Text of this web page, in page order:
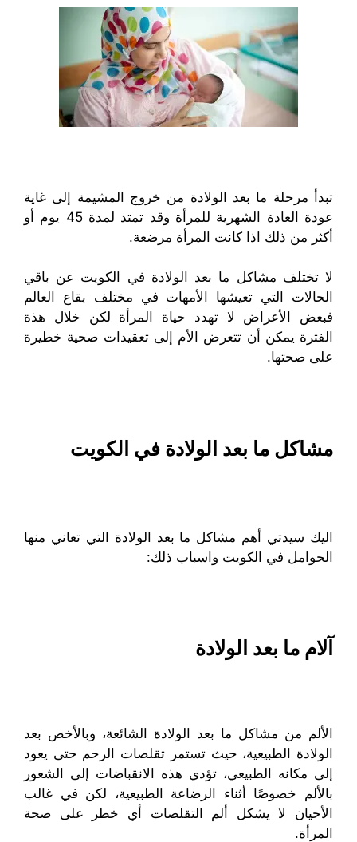
تبدأ مرحلة ما بعد الولادة من خروج المشيمة إلى غاية
عودة العادة الشهرية للمرأة وقد تمتد لمدة 45 يوم أو
أكثر من ذلك اذا كانت المرأة مرضعة.
لا تختلف مشاكل ما بعد الولادة في الكويت عن باقي
الحالات التي تعيشها الأمهات في مختلف بقاع العالم
فبعض الأعراض لا تهدد حياة المرأة لكن خلال هذة
الفترة يمكن أن تتعرض الأم إلى تعقيدات صحية خطيرة
على صحتها.
مشاكل ما بعد الولادة في الكويت
اليك سيدتي أهم مشاكل ما بعد الولادة التي تعاني منها
الحوامل في الكويت واسباب ذلك:
آلام ما بعد الولادة
الألم من مشاكل ما بعد الولادة الشائعة، وبالأخص بعد
الولادة الطبيعية، حيث تستمر تقلصات الرحم حتى يعود
إلى مكانه الطبيعي، تؤدي هذه الانقباضات إلى الشعور
بالألم خصوصًا أثناء الرضاعة الطبيعية، لكن في غالب
الأحيان لا يشكل ألم التقلصات أي خطر على صحة
المرأة.